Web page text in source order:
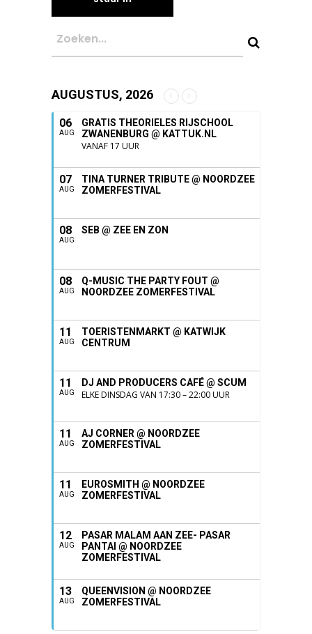
AUGUSTUS, 2026
06
AUG
GRATIS THEORIELES RIJSCHOOL
ZWANENBURG @ KATTUK.NL
VANAF 17 UUR
07
AUG
TINA TURNER TRIBUTE @ NOORDZEE
ZOMERFESTIVAL
08
AUG
SEB @ ZEE EN ZON
08
AUG
Q-MUSIC THE PARTY FOUT @
NOORDZEE ZOMERFESTIVAL
11
AUG
TOERISTENMARKT @ KATWIJK
CENTRUM
11
AUG
DJ AND PRODUCERS CAFÉ @ SCUM
ELKE DINSDAG VAN 17:30 – 22:00 UUR
11
AUG
AJ CORNER @ NOORDZEE
ZOMERFESTIVAL
11
AUG
EUROSMITH @ NOORDZEE
ZOMERFESTIVAL
12
AUG
PASAR MALAM AAN ZEE- PASAR
PANTAI @ NOORDZEE
ZOMERFESTIVAL
13
AUG
QUEENVISION @ NOORDZEE
ZOMERFESTIVAL